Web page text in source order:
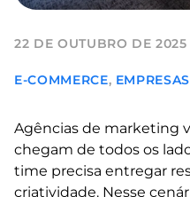
22 DE OUTUBRO DE 2025
E-COMMERCE,
Agências de marketing
chegam de todos os
time precisa entregar
criatividade. Nesse